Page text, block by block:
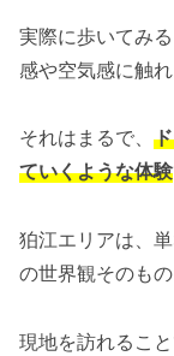
実際に歩いてみ
感や空気感に触
それはまるで、
ていくような体験
狛江エリアは、
の世界観そのも
現地を訪れるこ